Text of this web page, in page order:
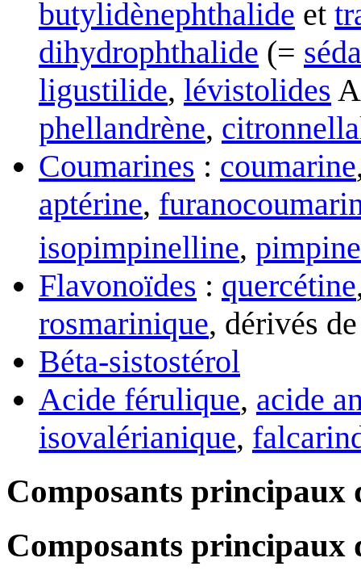
butylidènephthalide et
dihydrophthalide (=
ligustilide, lévistolides
phellandrène,
Coumarines : coumarine
aptérine,
isopimpinelline,
Flavonoïdes : quercétine
rosmarinique, dérivés
Béta-sistostérol
Acide férulique, acide
isovalérianique,
Composants principaux
Composants principaux